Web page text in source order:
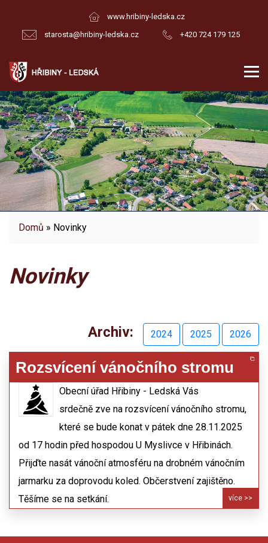
www.hribiny-ledska.cz
starosta@hribiny-ledska.cz
+420 724 179 125
Domů » Novinky
Novinky
Archiv: 2024 2025 2026
Rozsvícení vánočního stromu
Obecní úřad Hřibiny - Ledská Vás
srdečně zve na rozsvícení vánočního stromu,
které se bude konat v pátek dne 28.11.2025
od 17 hodin před hospodou U Myslivce v Hřibinách.
Přijďte nasát vánoční atmosféru na drobném vánočním
jarmarku za doprovodu koled. Občerstvení zajištěno.
Těšíme se na setkání.
více >>